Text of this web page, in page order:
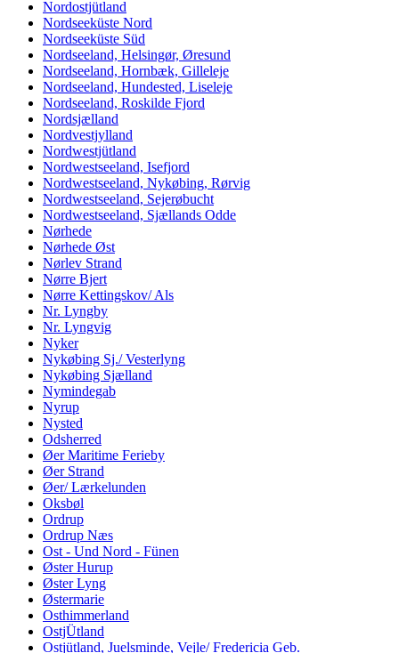
Nordostjütland
Nordseeküste Nord
Nordseeküste Süd
Nordseeland, Helsingør, Øresund
Nordseeland, Hornbæk, Gilleleje
Nordseeland, Hundested, Liseleje
Nordseeland, Roskilde Fjord
Nordsjælland
Nordvestjylland
Nordwestjütland
Nordwestseeland, Isefjord
Nordwestseeland, Nykøbing, Rørvig
Nordwestseeland, Sejerøbucht
Nordwestseeland, Sjællands Odde
Nørhede
Nørhede Øst
Nørlev Strand
Nørre Bjert
Nørre Kettingskov/ Als
Nr. Lyngby
Nr. Lyngvig
Nyker
Nykøbing Sj./ Vesterlyng
Nykøbing Sjælland
Nymindegab
Nyrup
Nysted
Odsherred
Øer Maritime Ferieby
Øer Strand
Øer/ Lærkelunden
Oksbøl
Ordrup
Ordrup Næs
Ost - Und Nord - Fünen
Øster Hurup
Øster Lyng
Østermarie
Osthimmerland
OstjÜtland
Ostjütland, Juelsminde, Vejle/ Fredericia Geb.